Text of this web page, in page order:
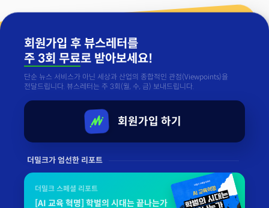
회원가입 후 뷰스레터를
주 3회 무료로 받아보세요!
단순 뉴스 서비스가 아닌 세상과 산업의 종합적인 관점(Viewpoints)을
전달드립니다. 뷰스레터는 주 3회(월, 수, 금) 보내드립니다.
회원가입 하기
더밀크가 엄선한 리포트
더밀크 스페셜 리포트
[AI 교육 혁명] 학벌의 시대는 끝나는가